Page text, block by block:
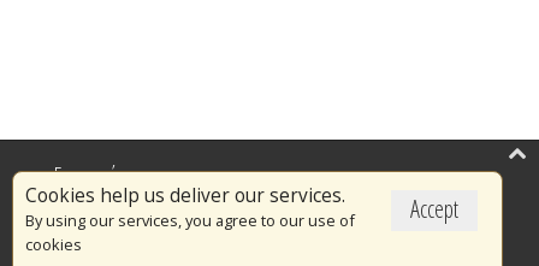
Accept
Cookies help us deliver our services.
By using our services, you agree to our use of
cookies
Επικαιρότητα
Το Πυροσβεστικό Σώμα